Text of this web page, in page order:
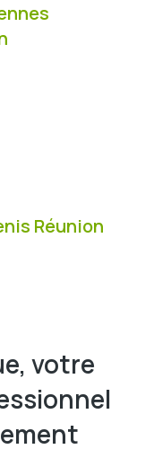
Réunion
votre